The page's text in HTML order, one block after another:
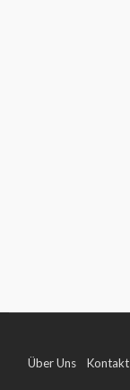
Über Uns Kontakt